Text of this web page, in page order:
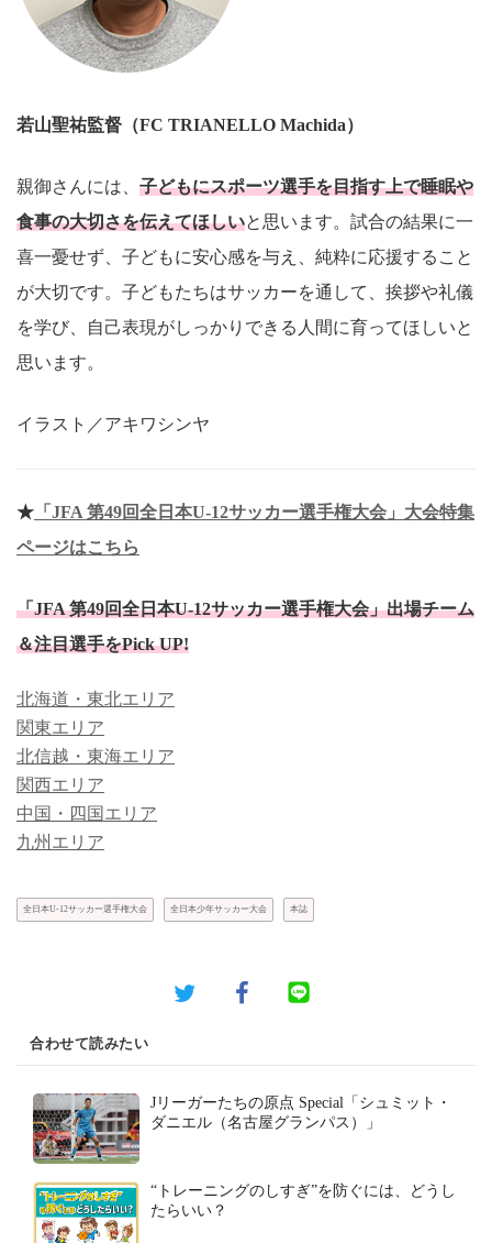
若山聖祐監督（FC TRIANELLO Machida）
親御さんには、 子どもにスポーツ選手を目指す上で睡眠や
食事の大切さを伝えてほしいと思います。試合の結果に一
喜一憂せず、子どもに安心感を与え、純粋に応援すること
が大切です。子どもたちはサッカーを通して、挨拶や礼儀
を学び、自己表現がしっかりできる人間に育ってほしいと
思います。
イラスト／アキワシンヤ
★ 「JFA 第49回全日本U-12サッカー選手権大会」大会特集
ページはこちら
「JFA 第49回全日本U-12サッカー選手権大会」出場チーム
＆注目選手をPick UP!
北海道・東北エリア
関東エリア
北信越・東海エリア
関西エリア
中国・四国エリア
九州エリア
全日本U-12サッカー選手権大会 全日本少年サッカー大会 本誌
合わせて読みたい
Jリーガーたちの原点 Special「シュミット・
ダニエル（名古屋グランパス）」
“トレーニングのしすぎ”を防ぐには、どうし
たらいい？